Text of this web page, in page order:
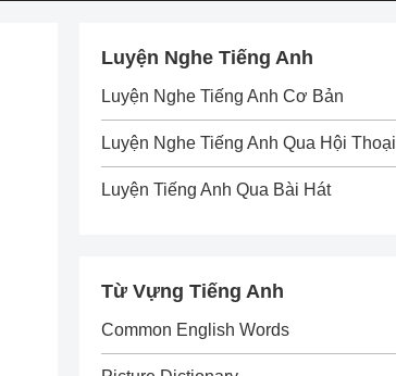
Luyện Nghe Tiếng Anh
Luyện Nghe Tiếng Anh Cơ Bản
Luyện Nghe Tiếng Anh Qua Hội Thoại
Luyện Tiếng Anh Qua Bài Hát
Từ Vựng Tiếng Anh
Common English Words